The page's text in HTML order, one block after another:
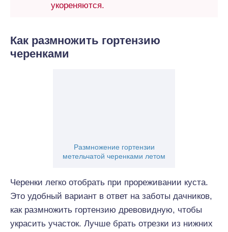
укореняются.
Как размножить гортензию
черенками
Размножение гортензии
метельчатой черенками летом
Черенки легко отобрать при прореживании куста.
Это удобный вариант в ответ на заботы дачников,
как размножить гортензию древовидную, чтобы
украсить участок. Лучше брать отрезки из нижних